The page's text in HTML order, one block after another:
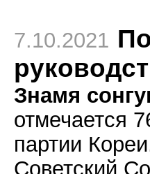
7.10.2021
Знамя
отмечается
партии
Советский